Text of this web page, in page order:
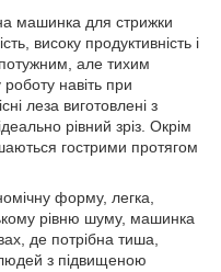
машинка для стрижки
високу продуктивність і
але тихим
навіть при
леза виготовлені з
рівний зріз. Окрім
гострими протягом
форму, легка,
рівню шуму, машинка
де потрібна тиша,
з підвищеною